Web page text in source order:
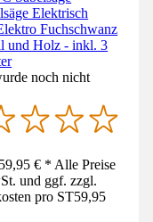
Elektrisch
Fuchschwanz
und Holz - inkl. 3
noch nicht
€ * Alle Preise
und ggf. zzgl.
pro ST59,95